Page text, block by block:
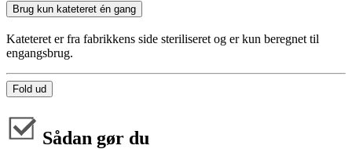
Brug kun kateteret én gang
Kateteret er fra fabrikkens side steriliseret og er kun beregnet til
engangsbrug.
Fold ud
Sådan gør du